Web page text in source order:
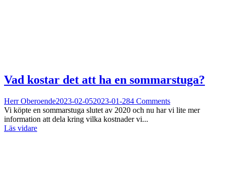
Vad kostar det att ha en sommarstuga?
Herr Oberoende2023-02-052023-01-284 Comments
Vi köpte en sommarstuga slutet av 2020 och nu har vi lite mer
information att dela kring vilka kostnader vi...
Läs vidare